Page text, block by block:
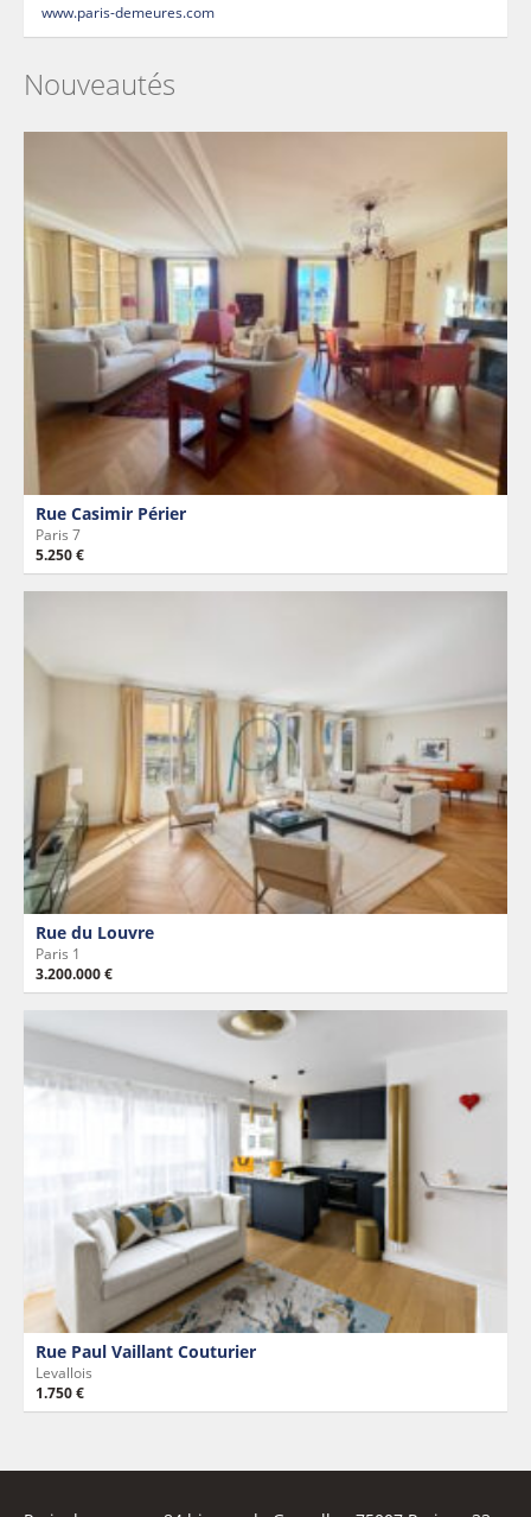
www.paris-demeures.com
Nouveautés
Rue Casimir Périer
Paris 7
5.250 €
Rue du Louvre
Paris 1
3.200.000 €
Rue Paul Vaillant Couturier
Levallois
1.750 €